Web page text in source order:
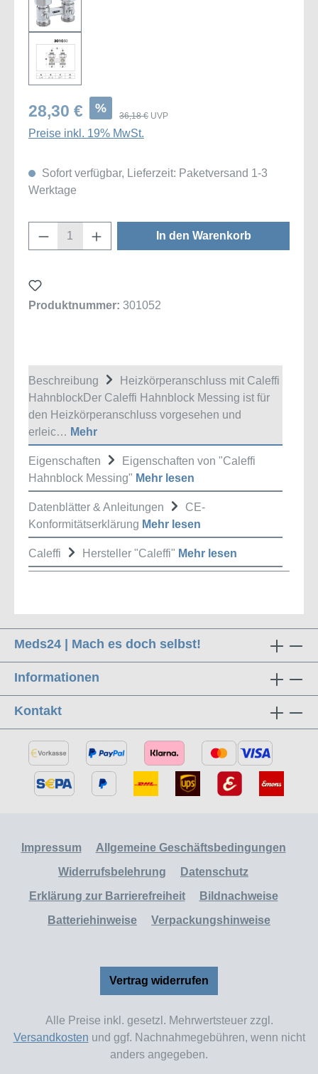
28,30 € %
36,18 € UVP
Preise inkl. 19% MwSt.
Sofort verfügbar, Lieferzeit: Paketversand 1-3
Werktage
Produkt Anzahl: Gib den gewünschten
In den Warenkorb
Produktnummer: 301052
Beschreibung
Heizkörperanschluss mit Caleffi
HahnblockDer Caleffi Hahnblock Messing ist für
den Heizkörperanschluss vorgesehen und
erleic… Mehr
Eigenschaften
Eigenschaften von "Caleffi
Hahnblock Messing" Mehr lesen
Datenblätter & Anleitungen
CE-
Konformitätserklärung Mehr lesen
Caleffi Hersteller "Caleffi" Mehr lesen
Meds24 | Mach es doch selbst!
Informationen
Kontakt
Impressum
Allgemeine Geschäftsbedingungen
Widerrufsbelehrung
Datenschutz
Erklärung zur Barrierefreiheit
Bildnachweise
Batteriehinweise
Verpackungshinweise
Vertrag widerrufen
Alle Preise inkl. gesetzl. Mehrwertsteuer zzgl.
Versandkosten und ggf. Nachnahmegebühren, wenn nicht
anders angegeben.